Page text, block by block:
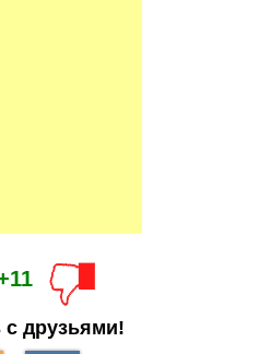
с друзьями!